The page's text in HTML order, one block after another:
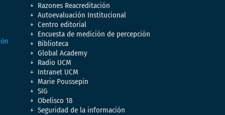
Razones Reacreditación
Autoevaluación Institucional
Centro editorial
Encuesta de medición de percepción
Biblioteca
Global Academy
Radio UCM
Intranet UCM
Marie Poussepin
SIG
Obelisco 18
Seguridad de la información